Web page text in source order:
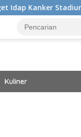
Stadium 4
Kuliner